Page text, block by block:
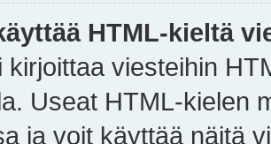
HTML-kieltä
kirjoittaa viesteihin
Useat HTML-kielen
ja voit käyttää näitä